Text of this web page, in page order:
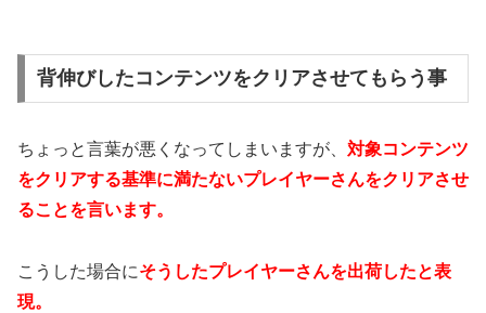
背伸びしたコンテンツをクリアさせてもらう事
ちょっと言葉が悪くなってしまいますが、 対象コンテンツ
をクリアする基準に満たないプレイヤーさんをクリアさせ
ることを言います。
こうした場合にそうしたプレイヤーさんを出荷したと表
現。